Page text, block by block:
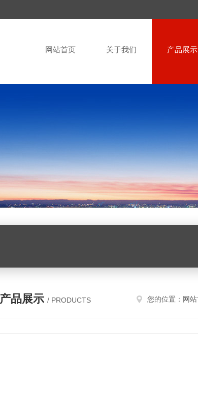
网站首页 关于我们 产品展示
产品展示 / PRODUCTS 您的位置： 网